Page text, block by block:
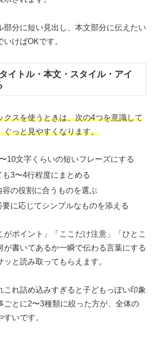
部分に短い見出し、本文部分に伝えたい
けばOKです。
イトル・本文・スタイル・アイ
クスを使うときは、次の4つを意識して
ぐっと見やすくなります。
10文字くらいの短いフレーズにする
3〜4行程度にまとめる
容の役割に合うものを選ぶ
要に応じてシンプルなものを添える
がポイント」「ここだけ注意」「ひとこ
が書いてあるか一瞬で伝わる言葉にする
ッと読み取ってもらえます。
これ詰め込みすぎると子どもっぽい印象
ごとに2〜3種類に絞った方が、全体の
いです。